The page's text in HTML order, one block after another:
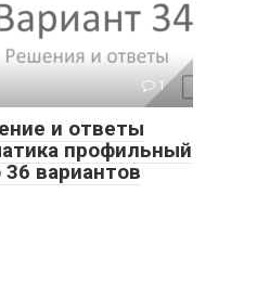
1
и ответы
профильный
вариантов